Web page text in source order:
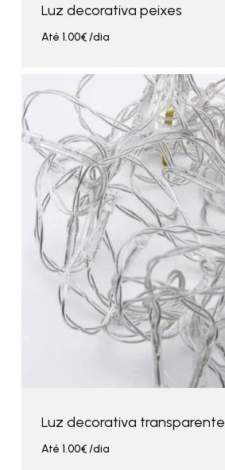
Luz decorativa peixes
Até 1.00€/dia
Luz decorativa transparente
Até 1.00€/dia